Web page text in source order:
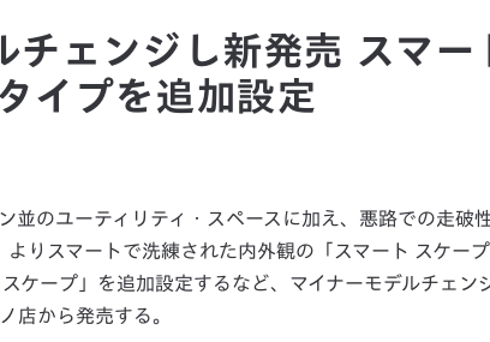
チェンジし新発売 スマ
イプを追加設定
のユーティリティ・スペースに加え、悪路での走破
りスマートで洗練された内外観の「スマート スケープ
ケープ」を追加設定するなど、マイナーモデルチェン
店から発売する。